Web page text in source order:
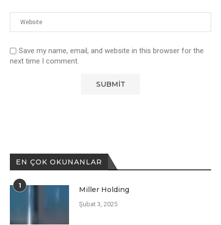
Save my name, email, and website in this browser for the
next time I comment.
EN ÇOK OKUNANLAR
1 Miller Holding
Şubat 3, 2025